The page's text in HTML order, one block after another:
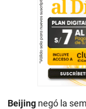
Beijing negó la